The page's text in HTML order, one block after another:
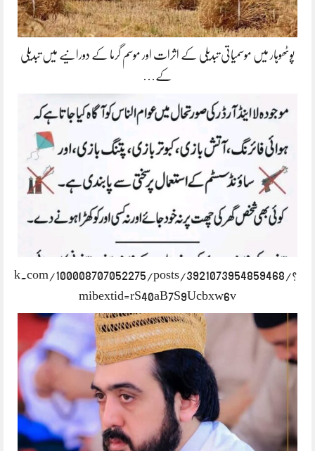
پوٹھوہار میں موسمیاتی تبدیلی کے اثرات اور موسم گرما کے دورانیے میں تبدیلی
کے…
100008707052275/posts/3921073954859468/?
mibextid=rS40aB7S9Ucbxw6v